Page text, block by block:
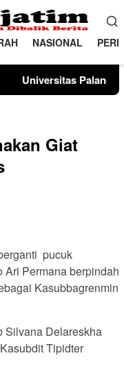
NASIONAL
Perkuat SDM
Giat
pucuk
Permana berpindah
Kasubbagrenmin
Silvana Delareskha
Tipidter